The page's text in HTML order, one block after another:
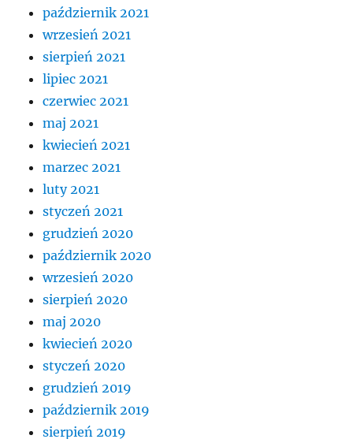
październik 2021
wrzesień 2021
sierpień 2021
lipiec 2021
czerwiec 2021
maj 2021
kwiecień 2021
marzec 2021
luty 2021
styczeń 2021
grudzień 2020
październik 2020
wrzesień 2020
sierpień 2020
maj 2020
kwiecień 2020
styczeń 2020
grudzień 2019
październik 2019
sierpień 2019